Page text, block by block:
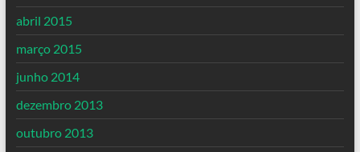
abril 2015
março 2015
junho 2014
dezembro 2013
outubro 2013